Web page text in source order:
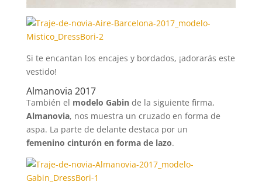
Si te encantan los encajes y bordados, ¡adorarás este
vestido!
Almanovia 2017
También el modelo Gabinde la siguiente firma,
Almanovia, nos muestra un cruzado en forma de
aspa. La parte de delante destaca por un
femenino cinturón en forma de lazo.